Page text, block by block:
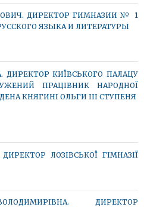
ДИРЕКТОР ГИМНАЗИИ № 1
ЯЗЫКА И ЛИТЕРАТУРЫ
ДИРЕКТОР КИЇВСЬКОГО ПАЛАЦУ
ПРАЦІВНИК НАРОДНОЇ
КНЯГИНІ ОЛЬГИ ІІІ СТУПЕНЯ
ЛОЗІВСЬКОЇ ГІМНАЗІЇ
ДИРЕКТОР